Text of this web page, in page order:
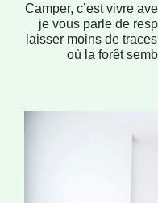
Camper, c’est vivre
je vous parle de
laisser moins de
où la forêt